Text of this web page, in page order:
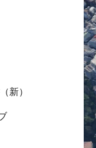
新）